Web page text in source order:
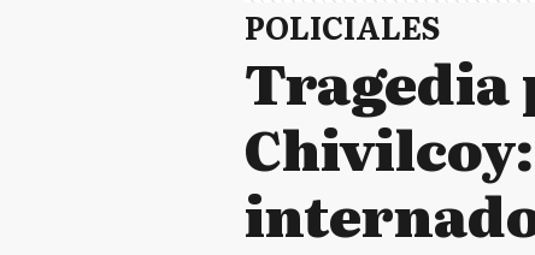
POLICIALES
Tragedia